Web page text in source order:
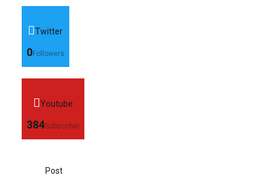
Twitter
0Followers
Youtube
384Subscriber
Post